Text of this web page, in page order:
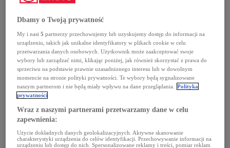
Jak mówi w audycji "Lato z Radiem" w radiowej
Jedynce Arkadiusz Michałowski z NASK, nie chodzi o to,
Dbamy o Twoją prywatność
My i nasi5 partnerzy przechowujemy lub uzyskujemy dostęp do informacji na
urządzeniu, takich jak unikalne identyfikatory w plikach cookie w celu
przetwarzania danych osobowych. Użytkownik może zaakceptować swoje
wybory lub zarządzać nimi, klikając poniżej, jak również skorzystać z prawa do
sprzeciwu na podstawie prawnie uzasadnionego interesu lub w dowolnym
momencie na stronie polityki prywatności. Te wybory będą sygnalizowane
naszym partnerom i nie będą miały wpływu na dane przeglądania.
Polityka
prywatności
Wraz z naszymi partnerami przetwarzamy dane w celu
zapewnienia:
Użycie dokładnych danych geolokalizacyjnych. Aktywne skanowanie
charakterystyki urządzenia do celów identyfikacji. Przechowywanie informacji na
urządzeniu lub dostęp do nich. Spersonalizowane reklamy i treści, pomiar reklam